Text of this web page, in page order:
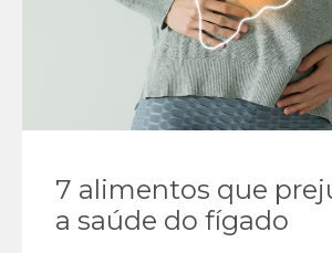
7 alimentos que
a saúde do fígado